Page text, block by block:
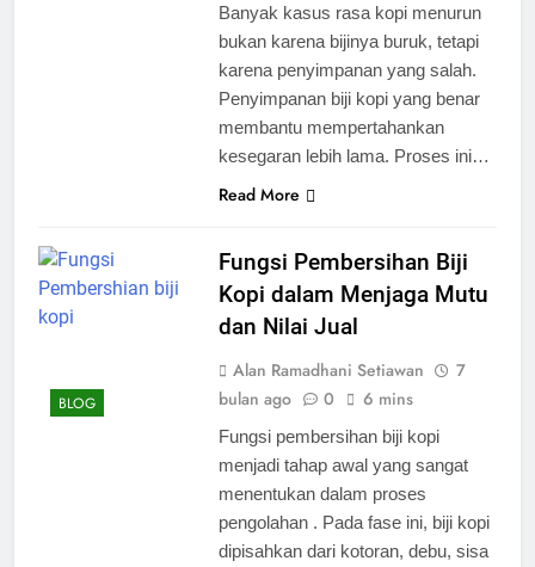
Banyak kasus rasa kopi menurun
bukan karena bijinya buruk, tetapi
karena penyimpanan yang salah.
Penyimpanan biji kopi yang benar
membantu mempertahankan
kesegaran lebih lama. Proses ini…
Read More
BLOG
Fungsi Pembersihan Biji
Kopi dalam Menjaga Mutu
dan Nilai Jual
Alan Ramadhani Setiawan
7
bulan ago
0 6 mins
Fungsi pembersihan biji kopi
menjadi tahap awal yang sangat
menentukan dalam proses
pengolahan . Pada fase ini, biji kopi
dipisahkan dari kotoran, debu, sisa